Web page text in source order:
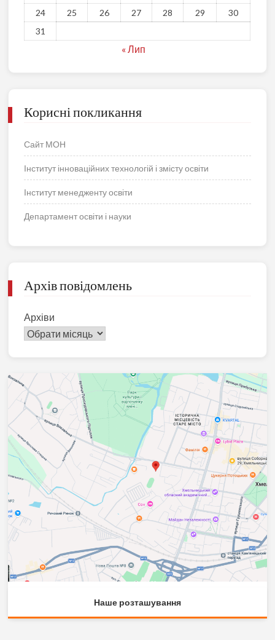
24
25 26 27 28 29
30
31
« Лип
Корисні покликання
Сайт МОН
Інститут інноваційних технологій і змісту освіти
Інститут менедженту освіти
Департамент освіти і науки
Архів повідомлень
Архіви
Наше розташування